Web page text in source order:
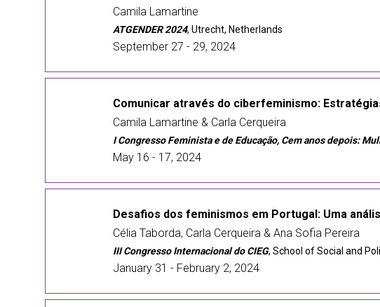
Camila Lamartine
ATGENDER 2024, Utrecht, Netherlands
September 27 - 29, 2024
Comunicar através do ciberfeminismo:
Camila Lamartine & Carla Cerqueira
I Congresso Feminista e de Educação, Cem anos depois:
May 16 - 17, 2024
Desafios dos feminismos em Portugal: Uma
Célia Taborda, Carla Cerqueira & Ana Sofia Pereira
III Congresso Internacional do CIEG, School of Social and
January 31 - February 2, 2024